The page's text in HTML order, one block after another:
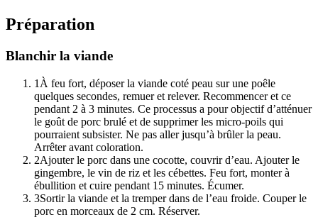
Préparation
Blanchir la viande
1 À feu fort, déposer la viande coté peau sur une poêle
quelques secondes, remuer et relever. Recommencer et ce
pendant 2 à 3 minutes. Ce processus a pour objectif d’atténuer
le goût de porc brulé et de supprimer les micro-poils qui
pourraient subsister. Ne pas aller jusqu’à brûler la peau.
Arrêter avant coloration.
2Ajouter le porc dans une cocotte, couvrir d’eau. Ajouter le
gingembre, le vin de riz et les cébettes. Feu fort, monter à
ébullition et cuire pendant 15 minutes. Écumer.
3Sortir la viande et la tremper dans de l’eau froide. Couper le
porc en morceaux de 2 cm. Réserver.